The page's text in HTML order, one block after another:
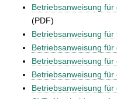
Betriebsanweisung
(PDF)
Betriebsanweisung
Betriebsanweisung
Betriebsanweisung
Betriebsanweisung
Betriebsanweisung